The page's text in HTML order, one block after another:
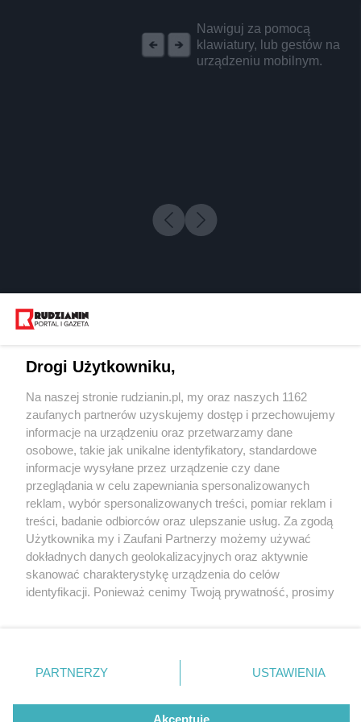
Nawiguj za pomocą
klawiatury, lub gestów na
urządzeniu mobilnym.
2 / 0
Wydawca mediów
Nie zapomnij
zapoznać się z:
polityką prywatności regulamin korzystania z portali
Twojemiasto
Piekary Śląskie
Chorzów
Tarnowskie Góry
Gliwice
Skontakuj sięz nami
Kontakt
Wydawca
Redakcja
Drogi Użytkowniku,
Na naszej stronie rudzianin.pl, my oraz naszych 1162
zaufanych partnerów uzyskujemy dostęp i przechowujemy
informacje na urządzeniu oraz przetwarzamy dane
osobowe, takie jak unikalne identyfikatory, standardowe
informacje wysyłane przez urządzenie czy dane
przeglądania w celu zapewniania spersonalizowanych
reklam, wybór spersonalizowanych treści, pomiar reklam i
treści, badanie odbiorców oraz ulepszanie usług. Za zgodą
Użytkownika my i Zaufani Partnerzy możemy używać
dokładnych danych geolokalizacyjnych oraz aktywnie
skanować charakterystykę urządzenia do celów
identyfikacji. Ponieważ cenimy Twoją prywatność, prosimy
prywatności znajdujący się w lewym dolnym rogu strony
. Niektóre rodzaje przetwarzania danych nie wymagają
zgody użytkownika, ale masz prawo sprzeciwić się
takiemu przetwarzaniu. Preferencje będą miały
PARTNERZY USTAWIENIA
Akceptuję